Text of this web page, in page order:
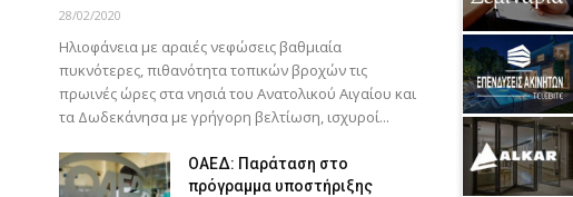
28/02/2020
Ηλιοφάνεια με αραιές νεφώσεις βαθμιαία
πυκνότερες, πιθανότητα τοπικών βροχών τις
πρωινές ώρες στα νησιά του Ανατολικού Αιγαίου και
τα Δωδεκάνησα με γρήγορη βελτίωση, ισχυροί...
ΟΑΕΔ: Παράταση στο
πρόγραμμα υποστήριξης